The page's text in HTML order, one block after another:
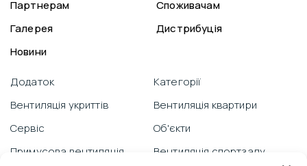
Партнерам
Споживачам
Галерея
Дистрибуція
Новини
Додаток
Вентиляція укриттів
Сервіс
Примусова вентиляція
Категорії
Вентиляція квартири
Об'єкти
Вентиляція спортзалу